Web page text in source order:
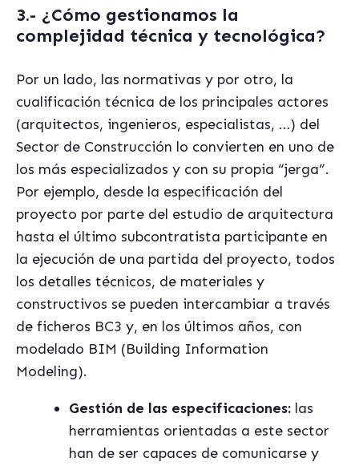
3.- ¿Cómo gestionamos la
complejidad técnica y tecnológica?
Por un lado, las normativas y por otro, la
cualificación técnica de los principales actores
(arquitectos, ingenieros, especialistas, …) del
Sector de Construcción lo convierten en uno de
los más especializados y con su propia “jerga”.
Por ejemplo, desde la especificación del
proyecto por parte del estudio de arquitectura
hasta el último subcontratista participante en
la ejecución de una partida del proyecto, todos
los detalles técnicos, de materiales y
constructivos se pueden intercambiar a través
de ficheros BC3 y, en los últimos años, con
modelado BIM (Building Information
Modeling).
Gestión de las especificaciones: las
herramientas orientadas a este sector
han de ser capaces de comunicarse y